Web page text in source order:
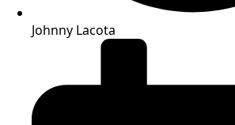
Johnny Lacota